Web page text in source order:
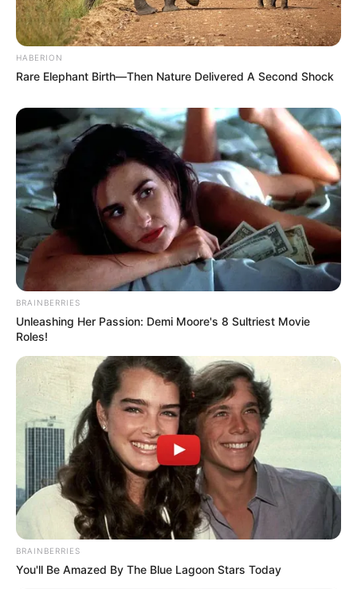
OK, ELFOGADOM
“Már több, mint 21 éve az apukám vagy.”
Ez az apa táncosnak született.